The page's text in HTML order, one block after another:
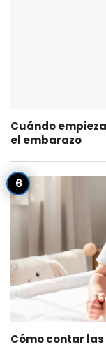
Cuándo
el embarazo
Cómo contar